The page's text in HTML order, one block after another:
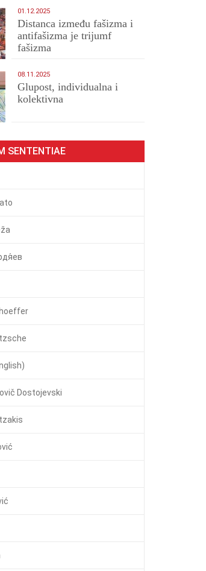
01.12.2025
Distanca između fašizma i
antifašizma je trijumf
fašizma
08.11.2025
Glupost, individualna i
kolektivna
SENTENTIAE
Dostojevski